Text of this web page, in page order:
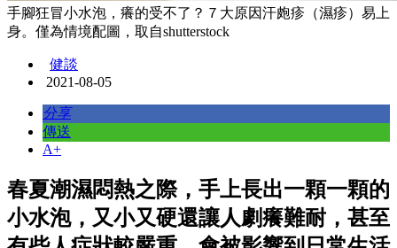
手腳狂冒小水泡，癢的受不了？７大原因汗皰疹（濕疹）易上
身。僅為情境配圖，取自shutterstock
健談
2021-08-05
分享
傳送
A+
春夏潮濕悶熱之際，手上長出一顆一顆的
小水泡，又小又硬還讓人劇癢難耐，甚至